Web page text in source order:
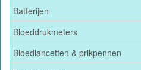
Batterijen
Bloeddrukmeters
Bloedlancetten & prikpennen